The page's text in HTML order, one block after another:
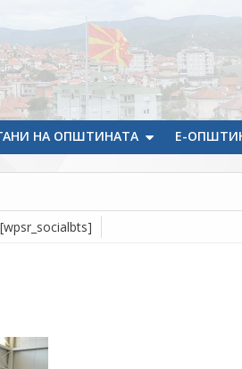
НА ОПШТИНАТА Е-
[wpsr_socialbts]